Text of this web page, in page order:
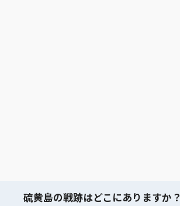
硫黄島の戦跡はどこにありますか？